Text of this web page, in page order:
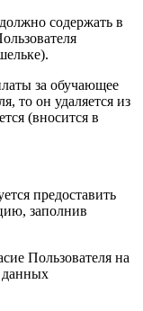
содержать в
за обучающее
то он удаляется из
(вносится в
предоставить
заполнив
Пользователя на
данных